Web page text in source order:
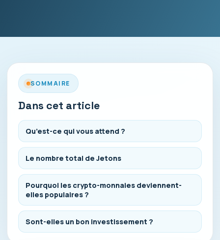
SOMMAIRE
Dans cet article
Qu’est-ce qui vous attend ?
Le nombre total de Jetons
Pourquoi les crypto-monnaies deviennent-
elles populaires ?
Sont-elles un bon investissement ?